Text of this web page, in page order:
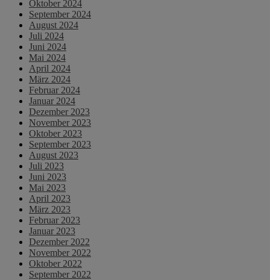
Oktober 2024
September 2024
August 2024
Juli 2024
Juni 2024
Mai 2024
April 2024
März 2024
Februar 2024
Januar 2024
Dezember 2023
November 2023
Oktober 2023
September 2023
August 2023
Juli 2023
Juni 2023
Mai 2023
April 2023
März 2023
Februar 2023
Januar 2023
Dezember 2022
November 2022
Oktober 2022
September 2022